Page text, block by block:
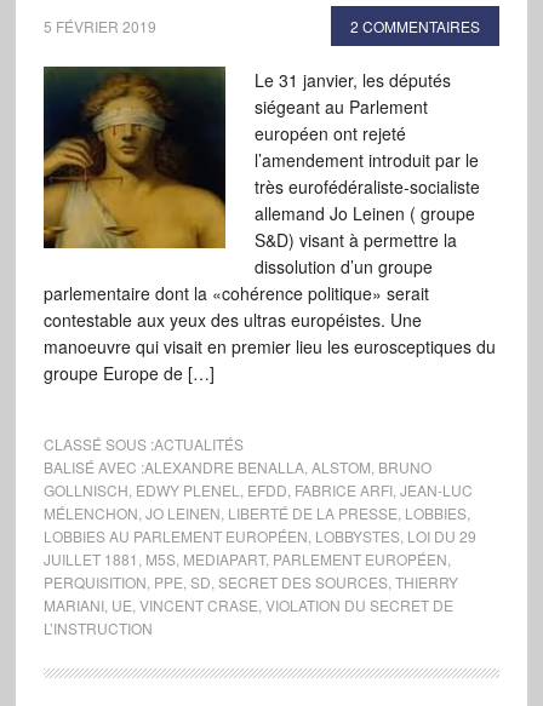
5 FÉVRIER 2019 2 COMMENTAIRES
Le 31 janvier, les députés
siégeant au Parlement
européen ont rejeté
l’amendement introduit par le
très eurofédéraliste-socialiste
allemand Jo Leinen ( groupe
S&D) visant à permettre la
dissolution d’un groupe
parlementaire dont la «cohérence politique» serait
contestable aux yeux des ultras européistes. Une
manoeuvre qui visait en premier lieu les eurosceptiques du
groupe Europe de […]
CLASSÉ SOUS :ACTUALITÉS
BALISÉ AVEC :ALEXANDRE BENALLA, ALSTOM BRUNO
GOLLNISCH EDWY PLENEL EFDD FABRICE ARFI, JEAN-LUC
MÉLENCHON JO LEINEN LIBERTÉ DE LA PRESSE LOBBIES,
LOBBIES AU PARLEMENT EUROPÉEN LOBBYSTES, LOI DU 29
JUILLET 1881 M5S, MEDIAPART, PARLEMENT EUROPÉEN
PERQUISITION PPE SD SECRET DES SOURCES, THIERRY
MARIANI, UE VINCENT CRASE VIOLATION DU SECRET DE
L’INSTRUCTION